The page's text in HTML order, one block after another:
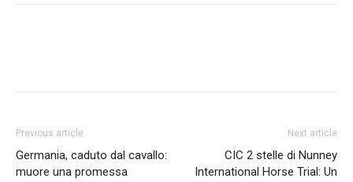
Previous article
Germania, caduto dal cavallo:
muore una promessa
Next article
CIC 2 stelle di Nunney
International Horse Trial: Un